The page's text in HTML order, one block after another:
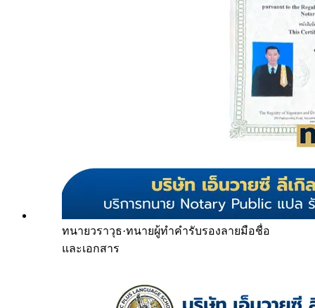
ทนายวราวุธ·ทนายผู้ทำคำรับรองลายมือชื่อ
และเอกสาร